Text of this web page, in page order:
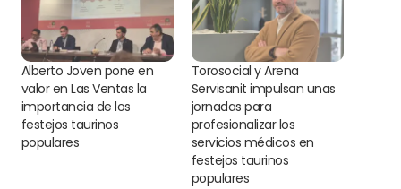
Alberto Joven pone en
valor en Las Ventas la
importancia de los
festejos taurinos
populares
Torosocial y Arena
Servisanit impulsan unas
jornadas para
profesionalizar los
servicios médicos en
festejos taurinos
populares